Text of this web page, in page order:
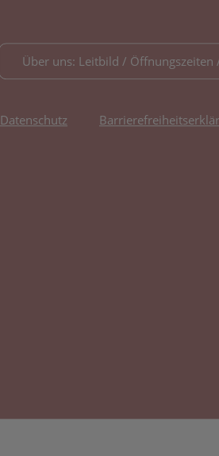
Über uns: Leitbild / Öffnungszeiten
Datenschutz